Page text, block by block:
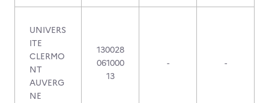
UNIVERS
ITE
CLERMO
NT
AUVERG
NE
130028
061000
13
- -